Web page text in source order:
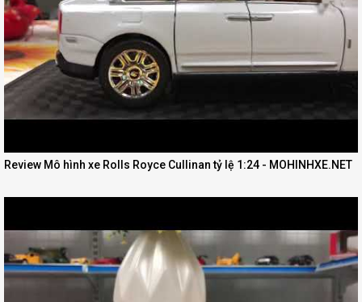
Review Mô hình xe Rolls Royce Cullinan tỷ lệ 1:24 - MOHINHXE.NET